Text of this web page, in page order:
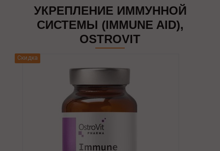
УКРЕПЛЕНИЕ ИММУННОЙ
СИСТЕМЫ (IMMUNE AID),
OSTROVIT
Скидка